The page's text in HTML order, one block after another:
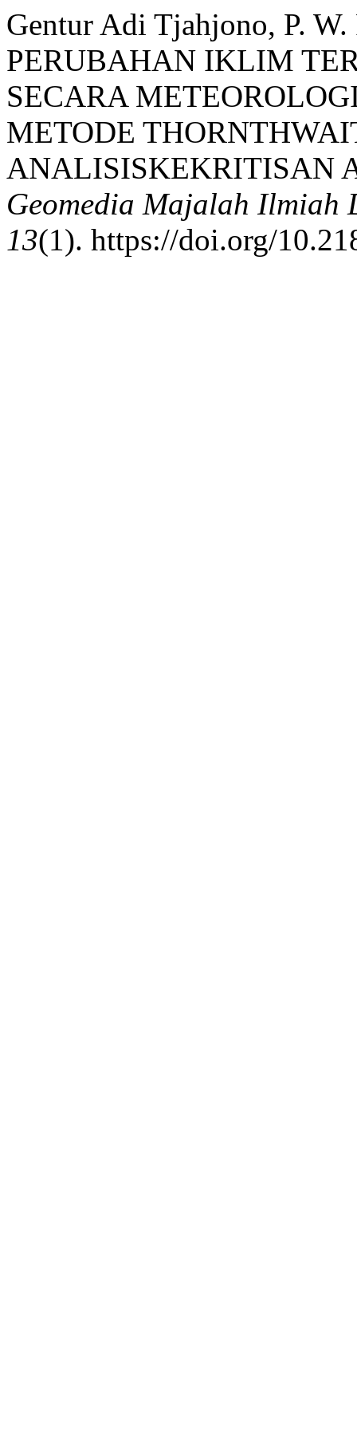
Gentur Adi Tjahjono, P.
PERUBAHAN IKLIM
SECARA
METODE
ANALISISKEKRITISAN
Geomedia Majalah Ilmiah
13(1). https://doi.org/